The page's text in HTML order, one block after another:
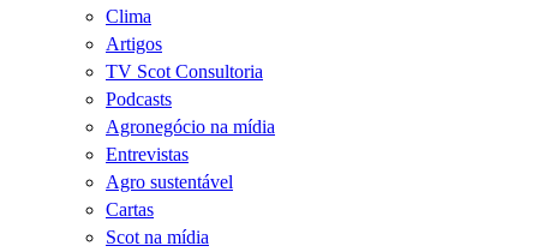
Clima
Artigos
TV Scot Consultoria
Podcasts
Agronegócio na mídia
Entrevistas
Agro sustentável
Cartas
Scot na mídia